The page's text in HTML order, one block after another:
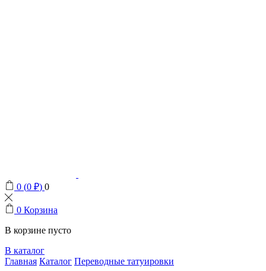
0 (0 ₽) 0
0 Корзина
В корзине пусто
В каталог
Главная Каталог Переводные татуировки